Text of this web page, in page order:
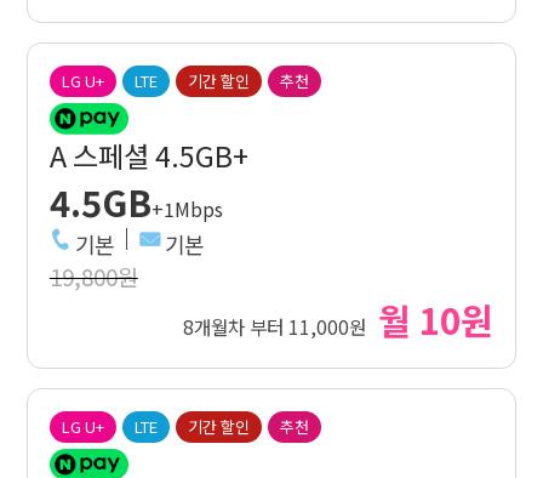
LG U+ LTE 기간 할인 추천
A 스페셜 4.5GB+
4.5GB+1Mbps
기본 기본
19,800원
8개월차 부터 11,000원 월 10원
LG U+ LTE 기간 할인 추천